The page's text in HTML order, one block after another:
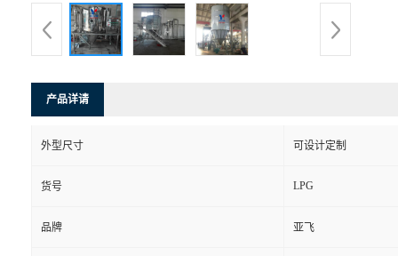
产品详请
外型尺寸 可设计定制
货号 LPG
品牌 亚飞